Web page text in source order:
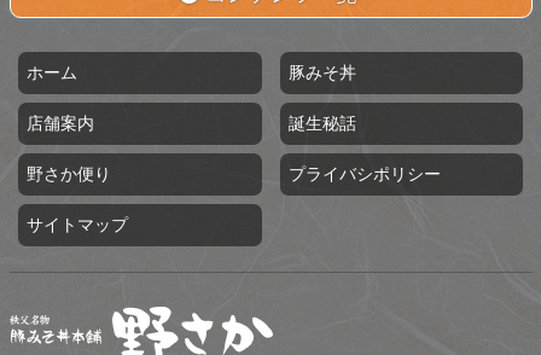
ホーム 豚みそ丼
店舗案内 誕生秘話
野さか便り プライバシポリシー
サイトマップ